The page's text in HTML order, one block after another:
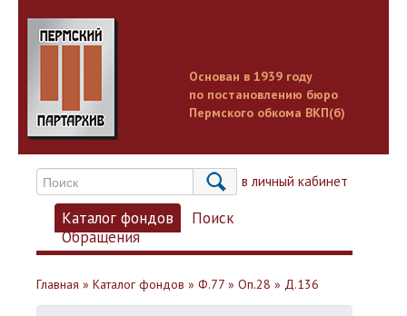
Основан в 1939 году
по постановлению бюро
Пермского обкома ВКП(б)
Вход в личный кабинет
Каталог фондов
Поиск
Обращения
Главная » Каталог фондов » Ф.77 » Оп.28 » Д.136